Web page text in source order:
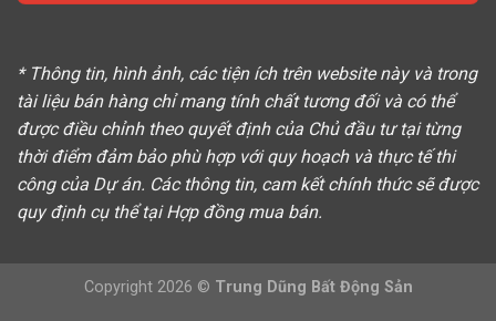
* Thông tin, hình ảnh, các tiện ích trên website này và trong
tài liệu bán hàng chỉ mang tính chất tương đối và có thể
được điều chỉnh theo quyết định của Chủ đầu tư tại từng
thời điểm đảm bảo phù hợp với quy hoạch và thực tế thi
công của Dự án. Các thông tin, cam kết chính thức sẽ được
quy định cụ thể tại Hợp đồng mua bán.
Copyright 2026 © Trung Dũng Bất Động Sản